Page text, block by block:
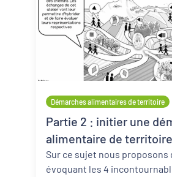
Démarches alimentaires de territoire
Partie 2 : initier une
alimentaire de territoire
Sur ce sujet nous proposons
évoquant les 4